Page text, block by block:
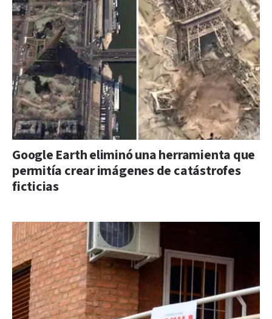
Google Earth eliminó una herramienta que
permitía crear imágenes de catástrofes
ficticias